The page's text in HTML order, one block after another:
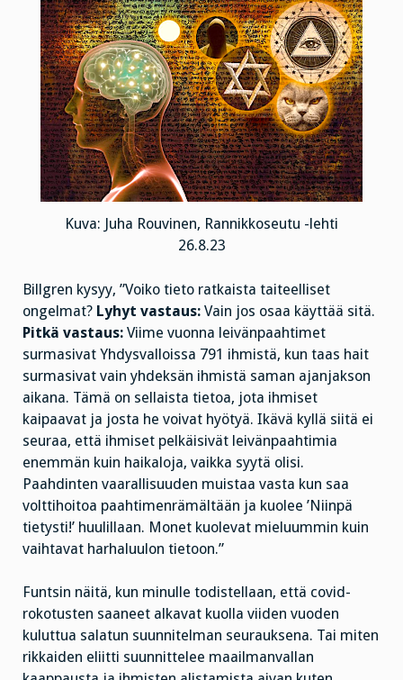
Kuva: Juha Rouvinen, Rannikkoseutu -lehti
26.8.23
Billgren kysyy, ”Voiko tieto ratkaista taiteelliset
ongelmat? Lyhyt vastaus: Vain jos osaa käyttää sitä.
Pitkä vastaus: Viime vuonna leivänpaahtimet
surmasivat Yhdysvalloissa 791 ihmistä, kun taas hait
surmasivat vain yhdeksän ihmistä saman ajanjakson
aikana. Tämä on sellaista tietoa, jota ihmiset
kaipaavat ja josta he voivat hyötyä. Ikävä kyllä siitä ei
seuraa, että ihmiset pelkäisivät leivänpaahtimia
enemmän kuin haikaloja, vaikka syytä olisi.
Paahdinten vaarallisuuden muistaa vasta kun saa
volttihoitoa paahtimenrämältään ja kuolee ’Niinpä
tietysti!’ huulillaan. Monet kuolevat mieluummin kuin
vaihtavat harhaluulon tietoon.”
Funtsin näitä, kun minulle todistellaan, että covid-
rokotusten saaneet alkavat kuolla viiden vuoden
kuluttua salatun suunnitelman seurauksena. Tai miten
rikkaiden eliitti suunnittelee maailmanvallan